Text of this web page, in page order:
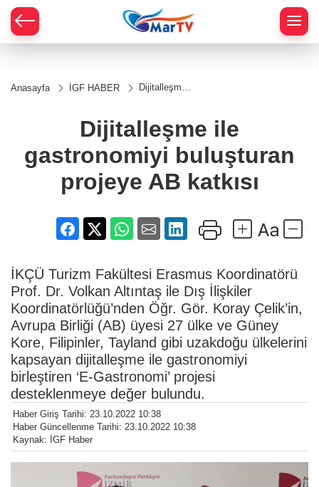
Anasayfa İGF HABER
Dijitalleşme
buluşturan
projeye AB
katkısı
Dijitalleşme ile
gastronomiyi buluşturan
projeye AB katkısı
İKÇÜ Turizm Fakültesi Erasmus Koordinatörü
Prof. Dr. Volkan Altıntaş ile Dış İlişkiler
Koordinatörlüğü’nden Öğr. Gör. Koray Çelik’in,
Avrupa Birliği (AB) üyesi 27 ülke ve Güney
Kore, Filipinler, Tayland gibi uzakdoğu ülkelerini
kapsayan dijitalleşme ile gastronomiyi
birleştiren ‘E-Gastronomi’ projesi
desteklenmeye değer bulundu.
Haber Giriş Tarihi: 23.10.2022 10:38
Haber Güncellenme Tarihi: 23.10.2022 10:38
Kaynak: İGF Haber